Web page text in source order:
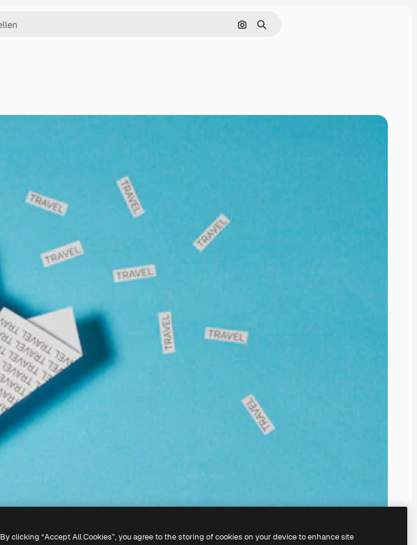
Nach Bild suchen
Suchen
By clicking “Accept All Cookies”, you agree to the storing of cookies on your device to enhance site